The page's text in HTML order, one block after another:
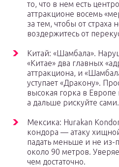
то, что в нем есть
аттракционе восемь
за тем, чтобы от
воздержитесь от
Китай: «Шамбала».
«Китае» два главных
аттракциона, и
уступает «Дракону».
высокая горка в
а дальше рискуйте сами.
Мексика: Hurakan
кондора — атаку
падать меньше и не из-
около 90 метров.
чем достаточно.